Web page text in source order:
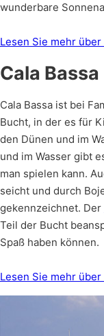
wunderbare
Lesen Sie mehr über
Cala Bassa
Cala Bassa ist bei
Bucht, in der es für
den Dünen und im
und im Wasser gibt
man spielen kann.
seicht und durch
gekennzeichnet. Der
Teil der Bucht
Spaß haben können.
Lesen Sie mehr über